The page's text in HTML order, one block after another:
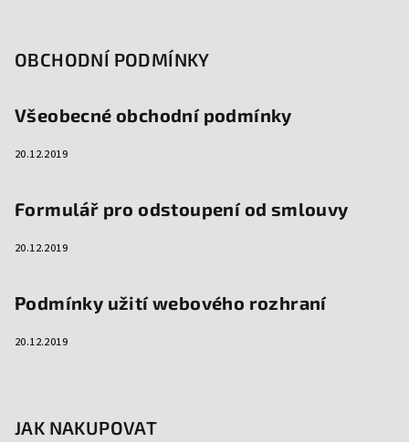
OBCHODNÍ PODMÍNKY
Všeobecné obchodní podmínky
20.12.2019
Formulář pro odstoupení od smlouvy
20.12.2019
Podmínky užití webového rozhraní
20.12.2019
JAK NAKUPOVAT